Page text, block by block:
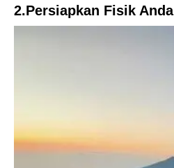
2.Persiapkan Fisik Anda